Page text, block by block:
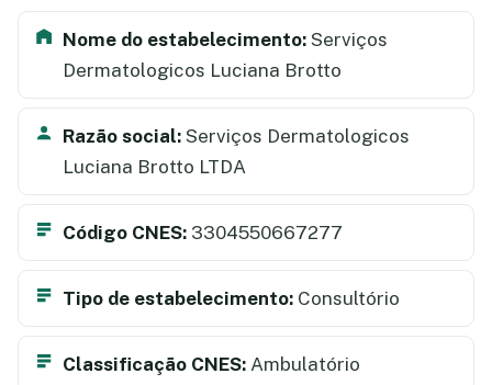
Nome do estabelecimento: Serviços
Dermatologicos Luciana Brotto
Razão social: Serviços Dermatologicos
Luciana Brotto LTDA
Código CNES: 3304550667277
Tipo de estabelecimento: Consultório
Classificação CNES: Ambulatório